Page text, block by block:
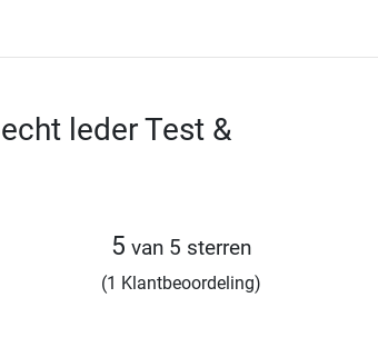
leder Test &
5 van 5 sterren
(1 Klantbeoordeling)